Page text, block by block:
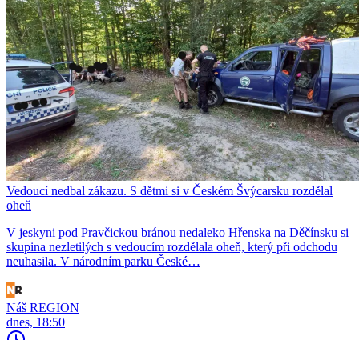
Vedoucí nedbal zákazu. S dětmi si v Českém Švýcarsku rozdělal
oheň
V jeskyni pod Pravčickou bránou nedaleko Hřenska na Děčínsku si
skupina nezletilých s vedoucím rozdělala oheň, který při odchodu
neuhasila. V národním parku České…
Náš REGION
dnes, 18:50